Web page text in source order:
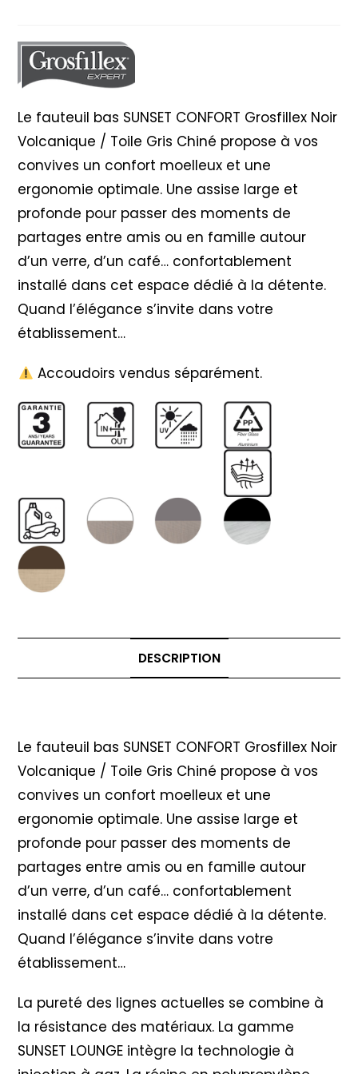
Grosfillex
Noir
/
Chiné
Le fauteuil bas SUNSET CONFORT Grosfillex Noir
Volcanique / Toile Gris Chiné propose à vos
convives un confort moelleux et une
ergonomie optimale. Une assise large et
profonde pour passer des moments de
partages entre amis ou en famille autour
d’un verre, d’un café… confortablement
installé dans cet espace dédié à la détente.
Quand l’élégance s’invite dans votre
établissement…
Accoudoirs vendus séparément.
DESCRIPTION
Le fauteuil bas SUNSET CONFORT Grosfillex Noir
Volcanique / Toile Gris Chiné propose à vos
convives un confort moelleux et une
ergonomie optimale. Une assise large et
profonde pour passer des moments de
partages entre amis ou en famille autour
d’un verre, d’un café… confortablement
installé dans cet espace dédié à la détente.
Quand l’élégance s’invite dans votre
établissement…
La pureté des lignes actuelles se combine à
la résistance des matériaux. La gamme
SUNSET LOUNGE intègre la technologie à